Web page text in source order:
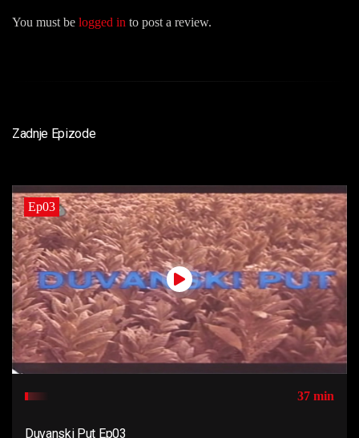
You must be logged in to post a review.
Zadnje Epizode
Ep03
37 min
Duvanski Put Ep03